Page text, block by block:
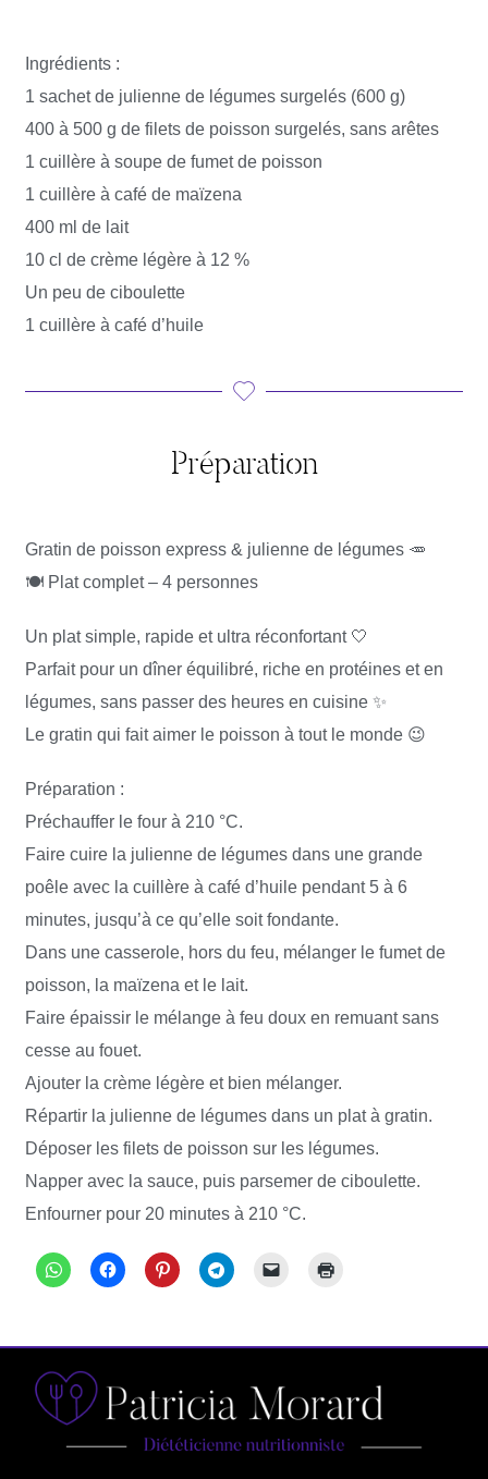
Ingrédients :
1 sachet de julienne de légumes surgelés (600 g)
400 à 500 g de filets de poisson surgelés, sans arêtes
1 cuillère à soupe de fumet de poisson
1 cuillère à café de maïzena
400 ml de lait
10 cl de crème légère à 12 %
Un peu de ciboulette
1 cuillère à café d’huile
Préparation
Gratin de poisson express & julienne de légumes 🥕
🍽️ Plat complet – 4 personnes
Un plat simple, rapide et ultra réconfortant 🤍
Parfait pour un dîner équilibré, riche en protéines et en
légumes, sans passer des heures en cuisine ✨
Le gratin qui fait aimer le poisson à tout le monde 😉
Préparation :
Préchauffer le four à 210 °C.
Faire cuire la julienne de légumes dans une grande
poêle avec la cuillère à café d’huile pendant 5 à 6
minutes, jusqu’à ce qu’elle soit fondante.
Dans une casserole, hors du feu, mélanger le fumet de
poisson, la maïzena et le lait.
Faire épaissir le mélange à feu doux en remuant sans
cesse au fouet.
Ajouter la crème légère et bien mélanger.
Répartir la julienne de légumes dans un plat à gratin.
Déposer les filets de poisson sur les légumes.
Napper avec la sauce, puis parsemer de ciboulette.
Enfourner pour 20 minutes à 210 °C.